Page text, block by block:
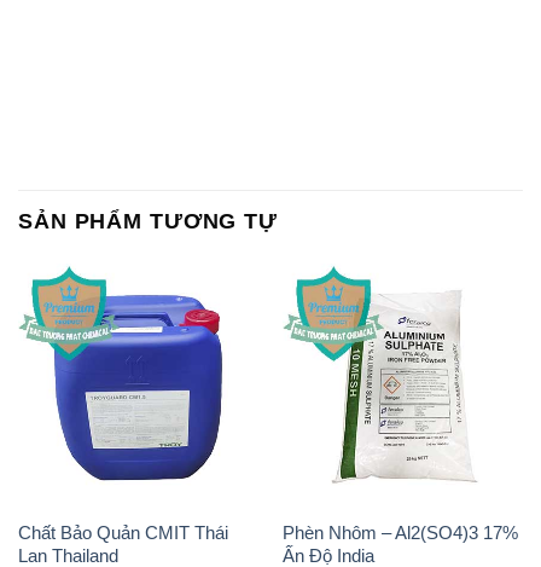
SẢN PHẨM TƯƠNG TỰ
Chất Bảo Quản CMIT Thái
Lan Thailand
Phèn Nhôm – Al2(SO4)3 17%
Ấn Độ India